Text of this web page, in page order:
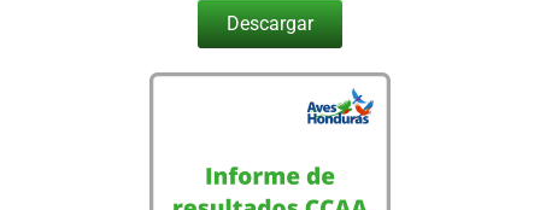
Descargar